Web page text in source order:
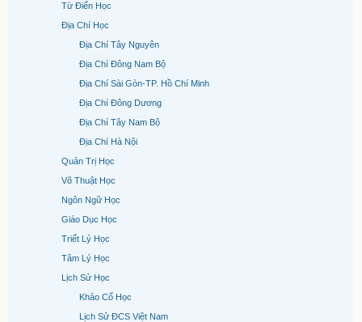
Từ Điển Học
Địa Chí Học
Địa Chí Tây Nguyên
Địa Chí Đông Nam Bộ
Địa Chí Sài Gòn-TP. Hồ Chí Minh
Địa Chí Đông Dương
Địa Chí Tây Nam Bộ
Địa Chí Hà Nội
Quản Trị Học
Võ Thuật Học
Ngôn Ngữ Học
Giáo Dục Học
Triết Lý Học
Tâm Lý Học
Lịch Sử Học
Khảo Cổ Học
Lịch Sử ĐCS Việt Nam